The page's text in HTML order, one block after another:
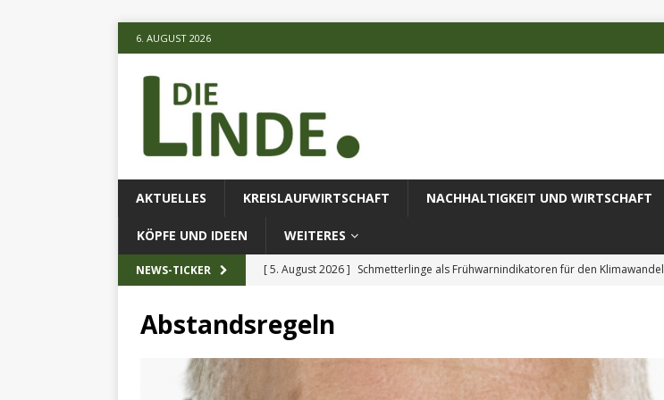
6. AUGUST 2026
AKTUELLES KREISLAUFWIRTSCHAFT NACHHALTIGKEIT UND WIRTSCHAFT
KÖPFE UND IDEEN WEITERES
NEWS-TICKER [ 5. August 2026 ] Schmetterlinge als Frühwarnindikatoren für den Klimawandel
[ 5. August 2026 ]
[ 5. August 2026 ] Verbesserung des Recyclingprozesses im Textilbereich
Abstandsregeln